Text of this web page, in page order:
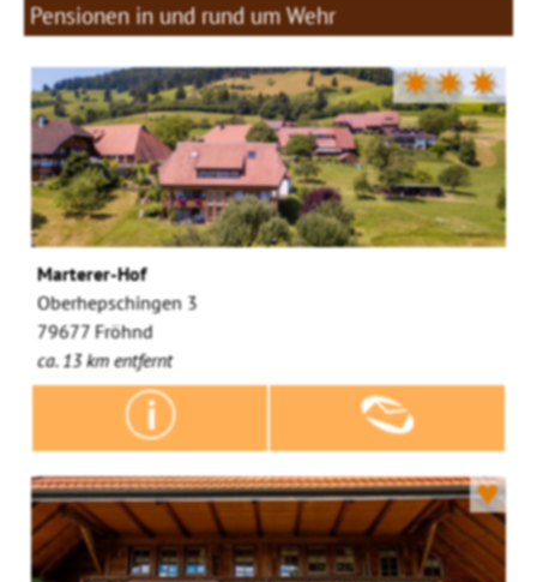
Pensionen in und rund um Wehr
✷✷✷
Marterer-Hof
Oberhepschingen 3
79677 Fröhnd
ca. 13 km entfernt
♥